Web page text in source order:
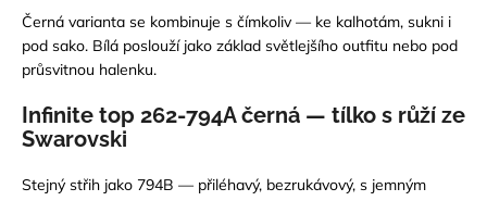
Černá varianta se kombinuje s čímkoliv — ke kalhotám, sukni i
pod sako. Bílá poslouží jako základ světlejšího outfitu nebo pod
průsvitnou halenku.
Infinite top 262-794A černá — tílko s růží ze
Swarovski
Stejný střih jako 794B — přiléhavý, bezrukávový, s jemným